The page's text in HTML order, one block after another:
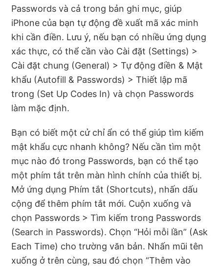
Passwords và cả trong bản ghi mục, giúp
iPhone của bạn tự động đề xuất mã xác minh
khi cần điền. Lưu ý, nếu bạn có nhiều ứng dụng
xác thực, có thể cần vào Cài đặt (Settings) >
Cài đặt chung (General) > Tự động điền & Mật
khẩu (Autofill & Passwords) > Thiết lập mã
trong (Set Up Codes In) và chọn Passwords
làm mặc định.
Bạn có biết một cử chỉ ẩn có thể giúp tìm kiếm
mật khẩu cực nhanh không? Nếu cần tìm một
mục nào đó trong Passwords, bạn có thể tạo
một phím tắt trên màn hình chính của thiết bị.
Mở ứng dụng Phím tắt (Shortcuts), nhấn dấu
cộng để thêm phím tắt mới. Cuộn xuống và
chọn Passwords > Tìm kiếm trong Passwords
(Search in Passwords). Chọn “Hỏi mỗi lần” (Ask
Each Time) cho trường văn bản. Nhấn mũi tên
xuống ở trên cùng, sau đó chọn “Thêm vào